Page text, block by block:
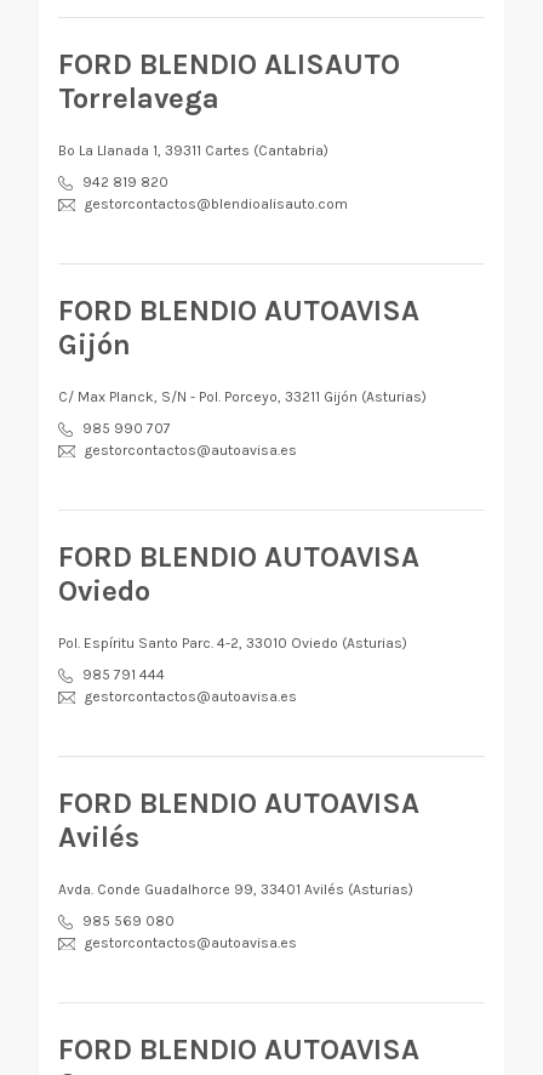
FORD BLENDIO ALISAUTO
Torrelavega
Bº La Llanada 1, 39311 Cartes (Cantabria)
942 819 820
gestorcontactos@blendioalisauto.com
FORD BLENDIO AUTOAVISA
Gijón
C/ Max Planck, S/N - Pol. Porceyo, 33211 Gijón (Asturias)
985 990 707
gestorcontactos@autoavisa.es
FORD BLENDIO AUTOAVISA
Oviedo
Pol. Espíritu Santo Parc. 4-2, 33010 Oviedo (Asturias)
985 791 444
gestorcontactos@autoavisa.es
FORD BLENDIO AUTOAVISA
Avilés
Avda. Conde Guadalhorce 99, 33401 Avilés (Asturias)
985 569 080
gestorcontactos@autoavisa.es
FORD BLENDIO AUTOAVISA